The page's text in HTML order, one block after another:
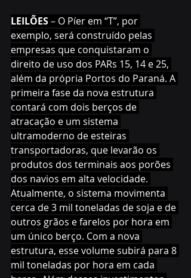
LEILÕES – O Píer em “T”, por
exemplo, será construído pelas
empresas que conquistaram o
direito de uso dos PARs 15, 14 e 25,
além da própria Portos do Paraná. A
primeira fase da nova estrutura
contará com dois berços de
atracação e um sistema
ultramoderno de esteiras
transportadoras, que levarão os
produtos dos terminais aos porões
dos navios em alta velocidade.
Atualmente, o sistema movimenta
cerca de 3 mil toneladas de soja e de
outros grãos e farelos por hora em
um único berço. Com a nova
estrutura, esse volume subirá para 8
mil toneladas por hora em cada